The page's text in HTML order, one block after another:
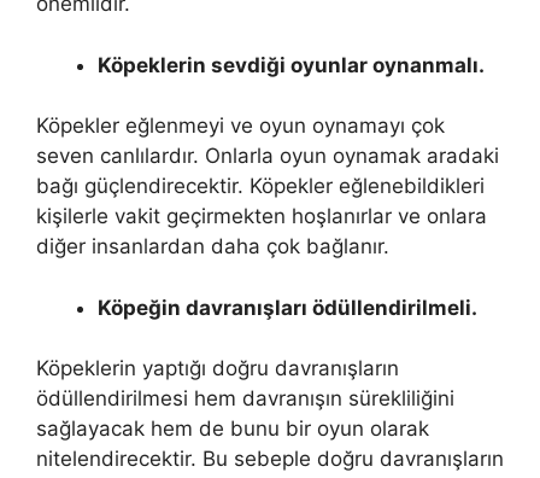
Köpeklerin sevdiği oyunlar oynanmalı.
Köpekler eğlenmeyi ve oyun oynamayı çok
seven canlılardır. Onlarla oyun oynamak aradaki
bağı güçlendirecektir. Köpekler eğlenebildikleri
kişilerle vakit geçirmekten hoşlanırlar ve onlara
diğer insanlardan daha çok bağlanır.
Köpeğin davranışları ödüllendirilmeli.
Köpeklerin yaptığı doğru davranışların
ödüllendirilmesi hem davranışın sürekliliğini
sağlayacak hem de bunu bir oyun olarak
nitelendirecektir. Bu sebeple doğru davranışların